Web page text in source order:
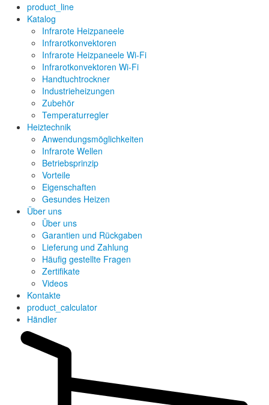
product_line
Katalog
Infrarote Heizpaneele
Infrarotkonvektoren
Infrarote Heizpaneele Wi-Fi
Infrarotkonvektoren Wi-Fi
Handtuchtrockner
Industrieheizungen
Zubehör
Temperaturregler
Heiztechnik
Anwendungsmöglichkeiten
Infrarote Wellen
Betriebsprinzip
Vorteile
Eigenschaften
Gesundes Heizen
Über uns
Über uns
Garantien und Rückgaben
Lieferung und Zahlung
Häufig gestellte Fragen
Zertifikate
Videos
Kontakte
product_calculator
Händler